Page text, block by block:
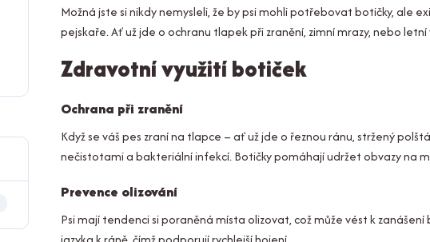
Možná jste si nikdy nemysleli, že by psi mohli potřebovat botičky, ale
pejskaře. Ať už jde o ochranu tlapek při zranění, zimní mrazy, nebo
Zdravotní využití botiček
Ochrana při zranění
Když se váš pes zraní na tlapce – ať už jde o řeznou ránu, stržený
nečistotami a bakteriální infekcí. Botičky pomáhají udržet obvazy na
Prevence olizování
Psi mají tendenci si poraněná místa olizovat, což může vést k